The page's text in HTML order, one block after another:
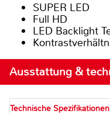
SUPER LED
Full HD
LED Backlight
Ausstattung &
Technische Spezifikationen